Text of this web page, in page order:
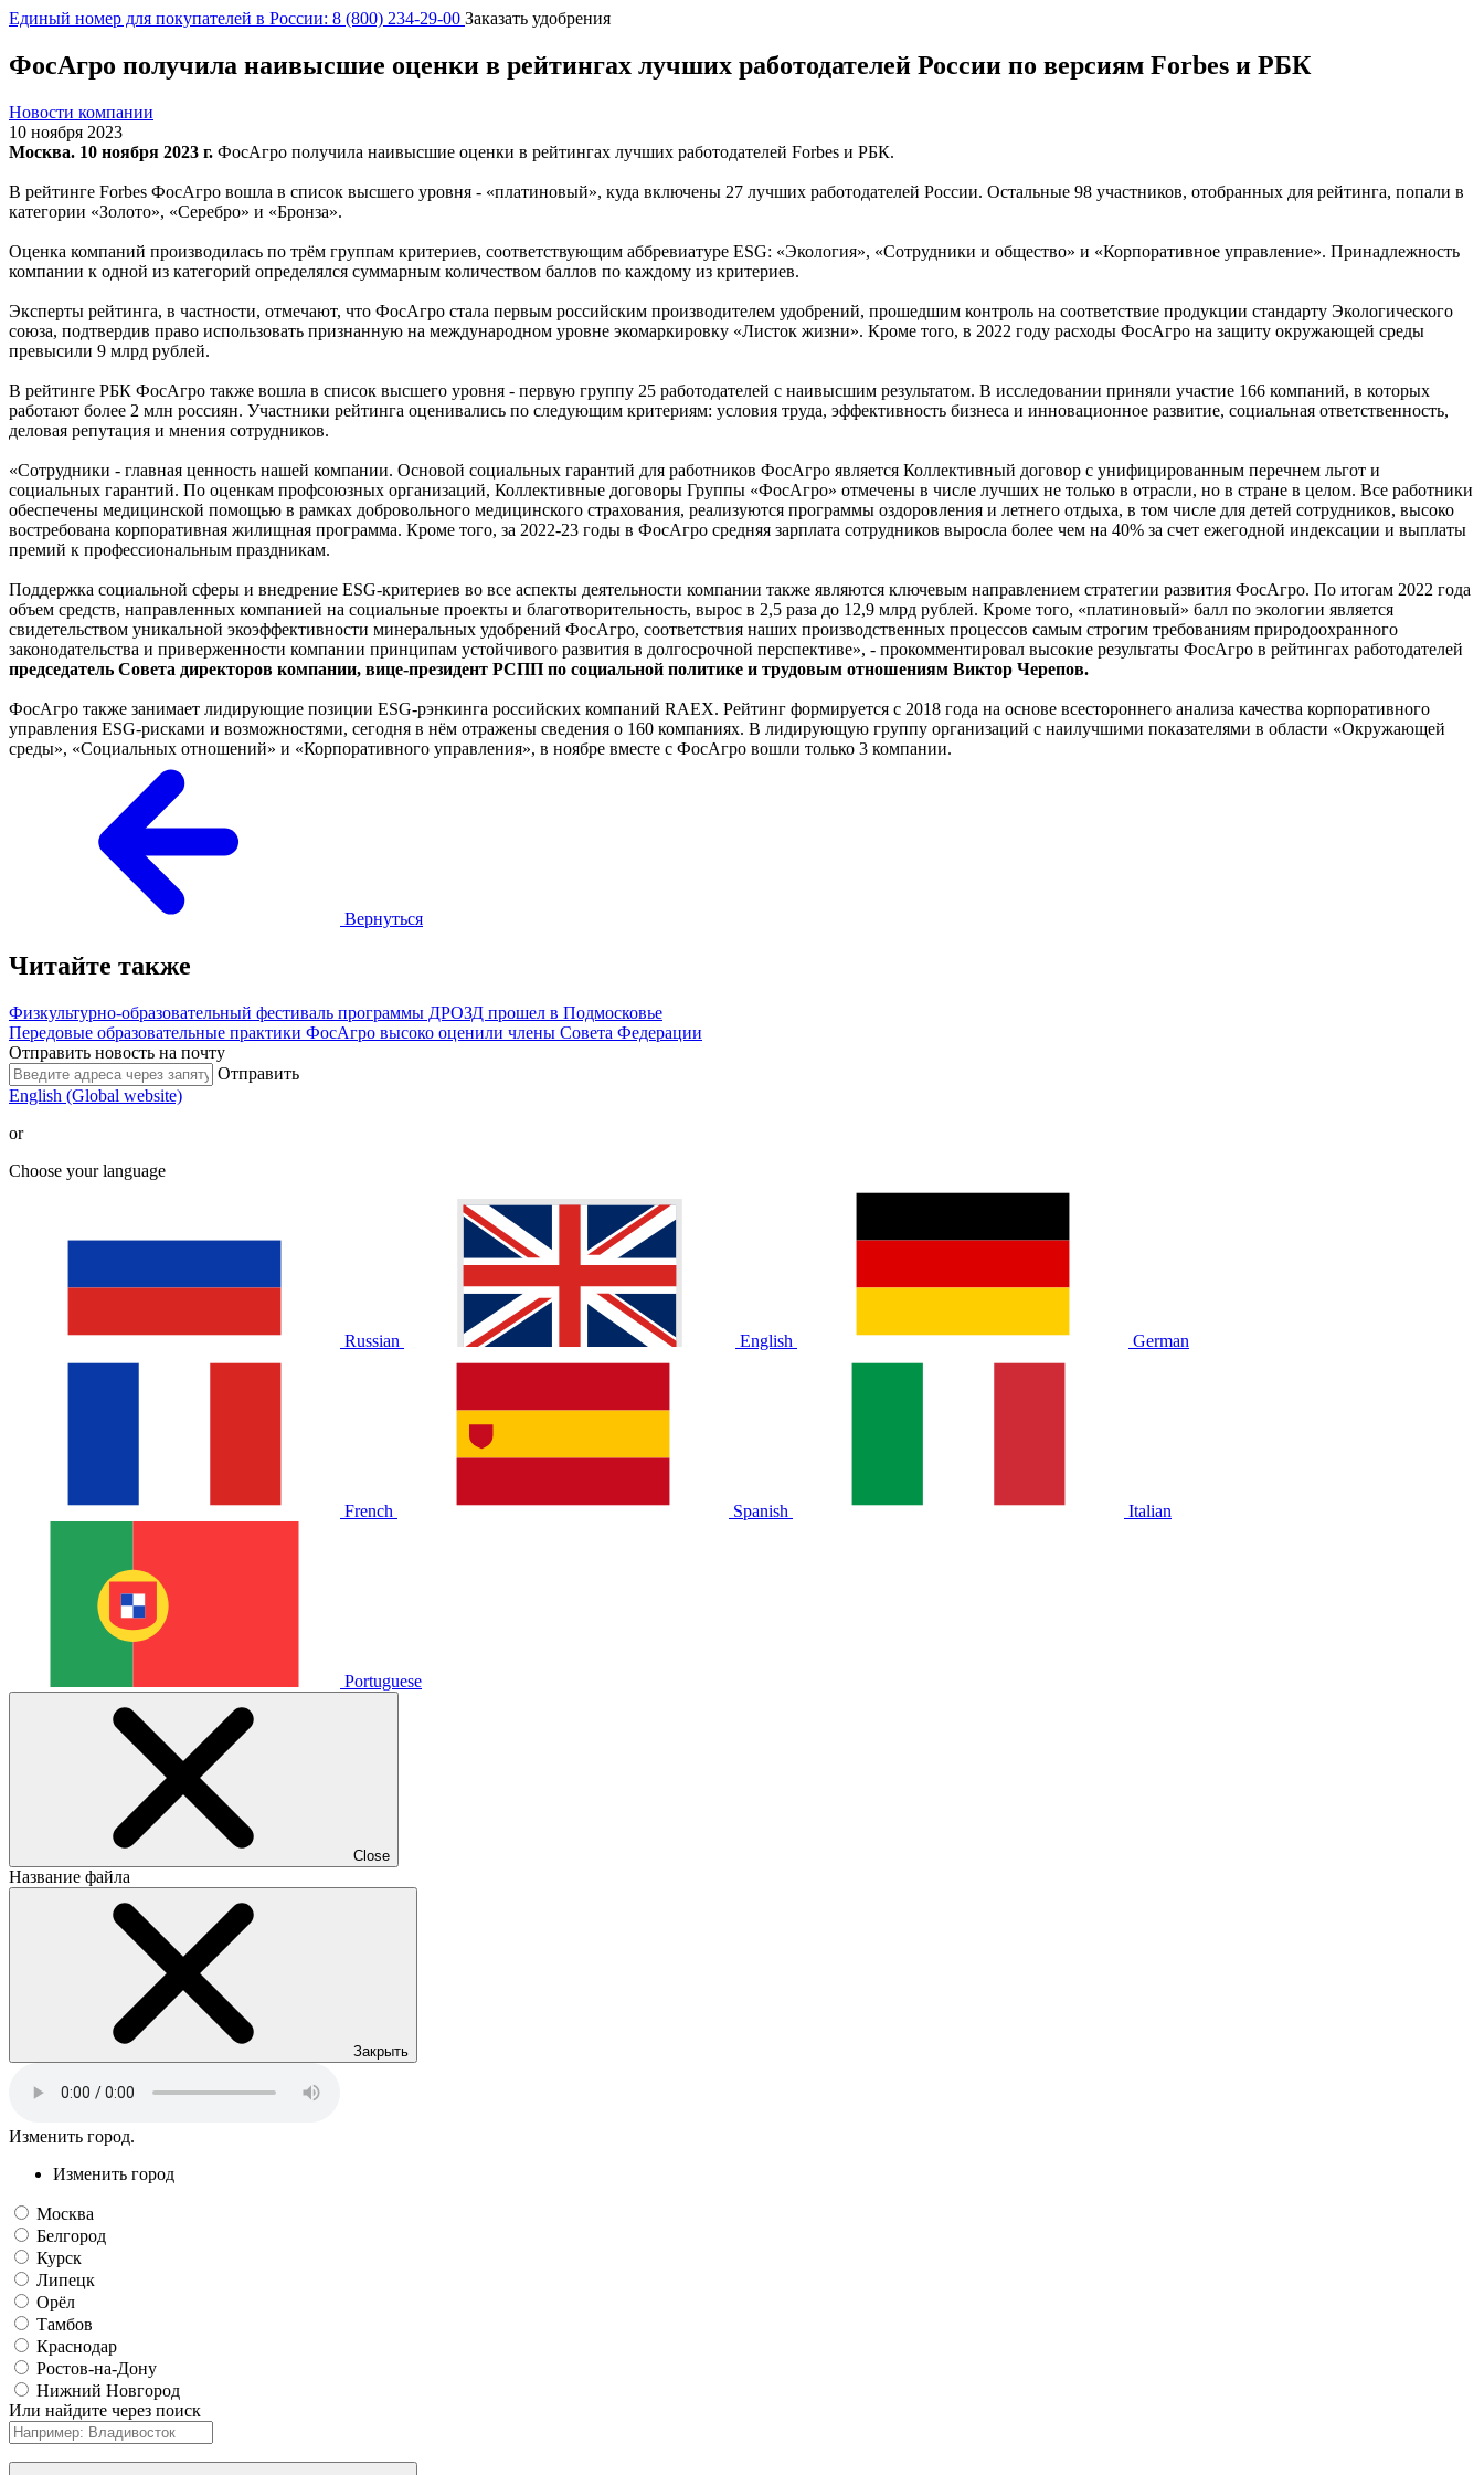
Единый номер для покупателей в России: 8 (800) 234-29-00 Заказать удобрения
ФосАгро получила наивысшие оценки в рейтингах лучших работодателей России по версиям Forbes и РБК
Новости компании
10 ноября 2023
Москва. 10 ноября 2023 г. ФосАгро получила наивысшие оценки в рейтингах лучших работодателей Forbes и РБК.
В рейтинге Forbes ФосАгро вошла в список высшего уровня - «платиновый», куда включены 27 лучших работодателей России. Остальные 98 участников, отобранных для рейтинга, попали в
категории «Золото», «Серебро» и «Бронза».
Оценка компаний производилась по трём группам критериев, соответствующим аббревиатуре ESG: «Экология», «Сотрудники и общество» и «Корпоративное управление». Принадлежность
компании к одной из категорий определялся суммарным количеством баллов по каждому из критериев.
Эксперты рейтинга, в частности, отмечают, что ФосАгро стала первым российским производителем удобрений, прошедшим контроль на соответствие продукции стандарту Экологического
союза, подтвердив право использовать признанную на международном уровне экомаркировку «Листок жизни». Кроме того, в 2022 году расходы ФосАгро на защиту окружающей среды
превысили 9 млрд рублей.
В рейтинге РБК ФосАгро также вошла в список высшего уровня - первую группу 25 работодателей с наивысшим результатом. В исследовании приняли участие 166 компаний, в которых
работают более 2 млн россиян. Участники рейтинга оценивались по следующим критериям: условия труда, эффективность бизнеса и инновационное развитие, социальная ответственность,
деловая репутация и мнения сотрудников.
«Сотрудники - главная ценность нашей компании. Основой социальных гарантий для работников ФосАгро является Коллективный договор с унифицированным перечнем льгот и
социальных гарантий. По оценкам профсоюзных организаций, Коллективные договоры Группы «ФосАгро» отмечены в числе лучших не только в отрасли, но в стране в целом. Все работники
обеспечены медицинской помощью в рамках добровольного медицинского страхования, реализуются программы оздоровления и летнего отдыха, в том числе для детей сотрудников, высоко
востребована корпоративная жилищная программа. Кроме того, за 2022-23 годы в ФосАгро средняя зарплата сотрудников выросла более чем на 40% за счет ежегодной индексации и выплаты
премий к профессиональным праздникам.
Поддержка социальной сферы и внедрение ESG-критериев во все аспекты деятельности компании также являются ключевым направлением стратегии развития ФосАгро. По итогам 2022 года
объем средств, направленных компанией на социальные проекты и благотворительность, вырос в 2,5 раза до 12,9 млрд рублей. Кроме того, «платиновый» балл по экологии является
свидетельством уникальной экоэффективности минеральных удобрений ФосАгро, соответствия наших производственных процессов самым строгим требованиям природоохранного
законодательства и приверженности компании принципам устойчивого развития в долгосрочной перспективе», - прокомментировал высокие результаты ФосАгро в рейтингах работодателей
председатель Совета директоров компании, вице-президент РСПП по социальной политике и трудовым отношениям Виктор Черепов.
ФосАгро также занимает лидирующие позиции ESG-рэнкинга российских компаний RAEX. Рейтинг формируется с 2018 года на основе всестороннего анализа качества корпоративного
управления ESG-рисками и возможностями, сегодня в нём отражены сведения о 160 компаниях. В лидирующую группу организаций с наилучшими показателями в области «Окружающей
среды», «Социальных отношений» и «Корпоративного управления», в ноябре вместе с ФосАгро вошли только 3 компании.
Вернуться
Читайте также
Физкультурно-образовательный фестиваль программы ДРОЗД прошел в Подмосковье
Передовые образовательные практики ФосАгро высоко оценили члены Совета Федерации
Отправить новость на почту
Отправить
English (Global website)
or
Choose your language
Russian English German
French Spanish Italian
Portuguese
Close
Название файла
Закрыть
Изменить город.
Изменить город
Москва
Белгород
Курск
Липецк
Орёл
Тамбов
Краснодар
Ростов-на-Дону
Нижний Новгород
Или найдите через поиск